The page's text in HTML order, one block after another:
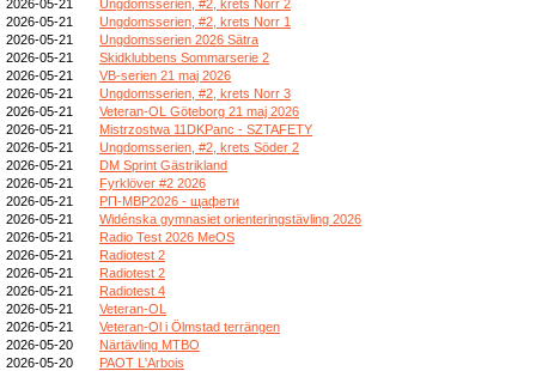
2026-05-21
Ungdomsserien, #2, krets Norr 2
2026-05-21
Ungdomsserien, #2, krets Norr 1
2026-05-21
Ungdomsserien 2026 Sätra
2026-05-21
Skidklubbens Sommarserie 2
2026-05-21
VB-serien 21 maj 2026
2026-05-21
Ungdomsserien, #2, krets Norr 3
2026-05-21
Veteran-OL Göteborg 21 maj 2026
2026-05-21
Mistrzostwa 11DKPanc - SZTAFETY
2026-05-21
Ungdomsserien, #2, krets Söder 2
2026-05-21
DM Sprint Gästrikland
2026-05-21
Fyrklöver #2 2026
2026-05-21
РП-МВР2026 - щафети
2026-05-21
Widénska gymnasiet orienteringstävling 2026
2026-05-21
Radio Test 2026 MeOS
2026-05-21
Radiotest 2
2026-05-21
Radiotest 2
2026-05-21
Radiotest 4
2026-05-21
Veteran-OL
2026-05-21
Veteran-Ol i Ölmstad terrängen
2026-05-20
Närtävling MTBO
2026-05-20
PAOT L'Arbois